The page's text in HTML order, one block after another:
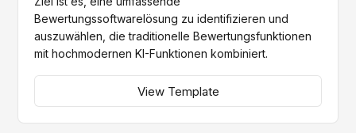
Bewertungssoftwarelösung zu identifizieren und
auszuwählen, die traditionelle Bewertungsfunktionen
mit hochmodernen KI-Funktionen kombiniert.
View Template